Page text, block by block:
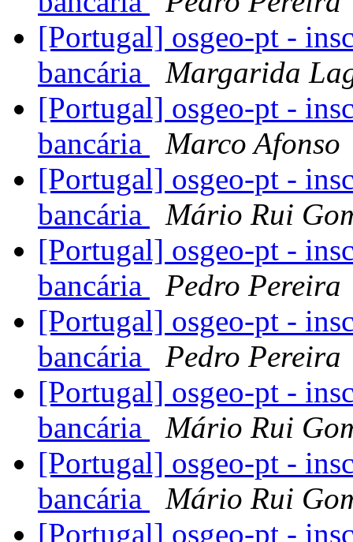
[Portugal] osgeo-pt -
bancária
Margarida
[Portugal] osgeo-pt -
bancária
Marco Afonso
[Portugal] osgeo-pt -
bancária
Mário Rui
[Portugal] osgeo-pt -
bancária
Pedro Pereira
[Portugal] osgeo-pt -
bancária
Pedro Pereira
[Portugal] osgeo-pt -
bancária
Mário Rui
[Portugal] osgeo-pt -
bancária
Mário Rui
[Portugal] osgeo-pt -